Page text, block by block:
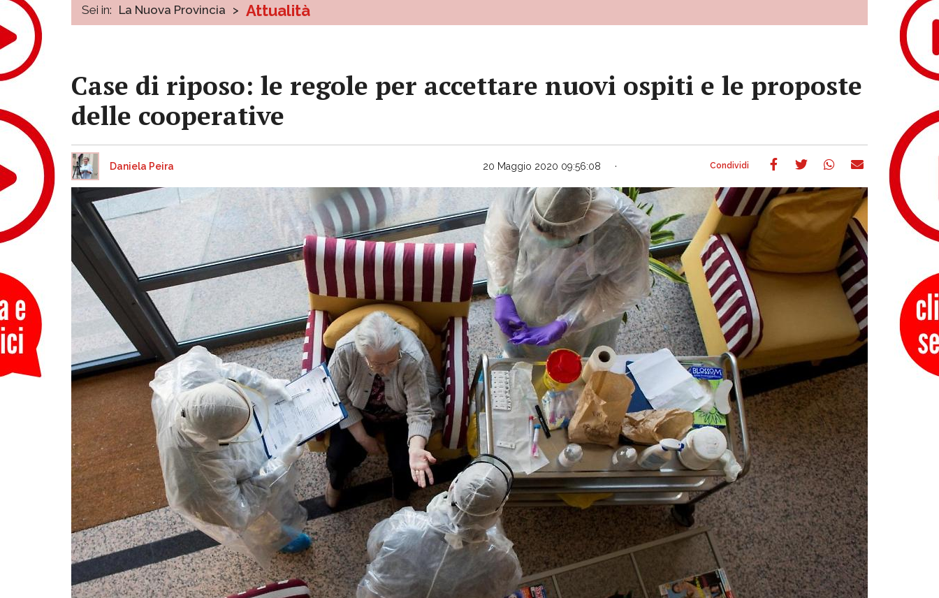
Sei in: La Nuova Provincia > Attualità
Case di riposo: le regole per accettare nuovi ospiti e le proposte
delle cooperative
Daniela Peira 20 Maggio 2020 09:56:08